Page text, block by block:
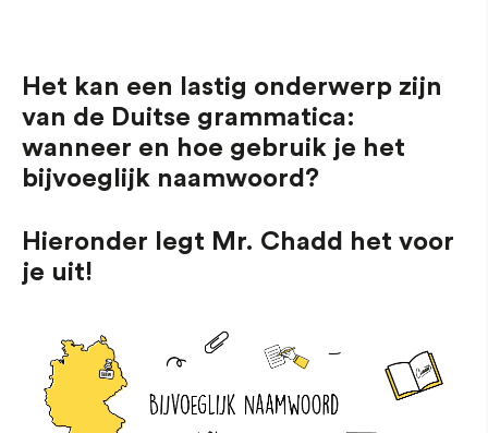
Het kan een lastig onderwerp zijn
van de Duitse grammatica:
wanneer en hoe gebruik je het
bijvoeglijk naamwoord?
Hieronder legt Mr. Chadd het voor
je uit!